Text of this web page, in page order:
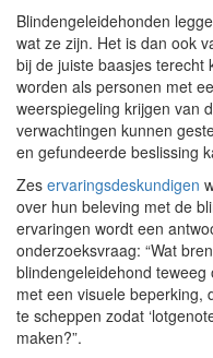
Blindengeleidehonden
wat ze zijn. Het is dan ook
bij de juiste baasjes terecht
worden als personen met
weerspiegeling krijgen van
verwachtingen kunnen
en gefundeerde beslissing
Zes ervaringsdeskundigen
over hun beleving met de
ervaringen wordt een
onderzoeksvraag: “Wat
blindengeleidehond
met een visuele beperking,
te scheppen zodat
maken?”.